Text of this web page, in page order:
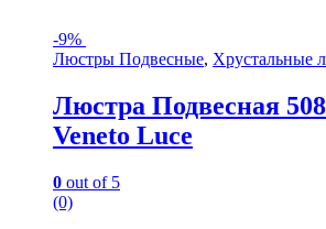
-9%
Люстры Подвесные, Хрустальные
Люстра Подвесная
Veneto Luce
0 out of 5
(0)